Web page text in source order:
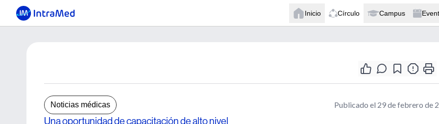
Inicio Círculo Campus
Noticias médicas Publicado el 29 de febrero de
Una oportunidad de capacitación de alto nivel